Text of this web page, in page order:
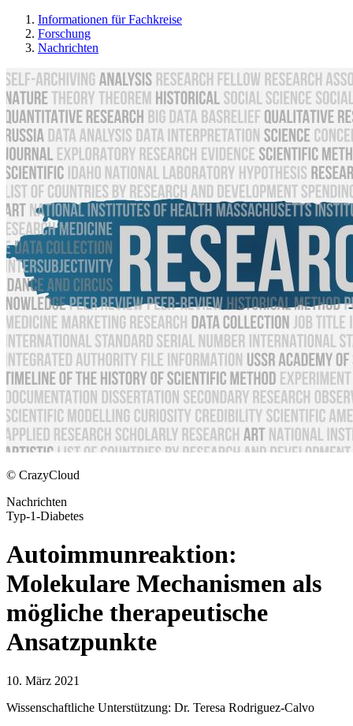
Informationen für Fachkreise
Forschung
Nachrichten
© CrazyCloud
Nachrichten
Typ-1-Diabetes
Autoimmunreaktion:
Molekulare Mechanismen als
mögliche therapeutische
Ansatzpunkte
10. März 2021
Wissenschaftliche Unterstützung: Dr. Teresa Rodriguez-Calvo